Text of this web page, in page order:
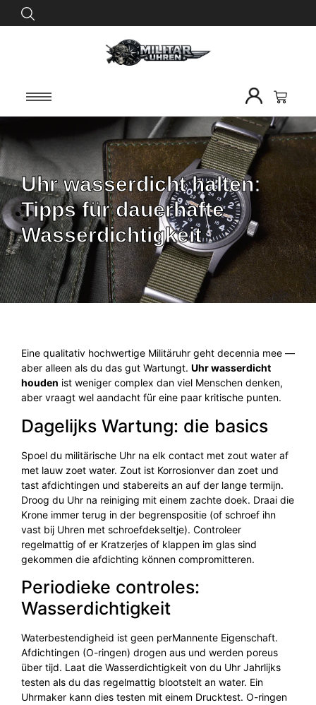
Uhr wasserdicht halten:
Tipps für dauerhafte
Wasserdichtigkeit
Eine qualitativ hochwertige Militäruhr geht decennia mee —
aber alleen als du das gut Wartungt. Uhr wasserdicht
houden ist weniger complex dan viel Menschen denken,
aber vraagt wel aandacht für eine paar kritische punten.
Dagelijks Wartung: die basics
Spoel du militärische Uhr na elk contact met zout water af
met lauw zoet water. Zout ist Korrosionver dan zoet und
tast afdichtingen und stabereits an auf der lange termijn.
Droog du Uhr na reiniging mit einem zachte doek. Draai die
Krone immer terug in der begrenspositie (of schroef ihn
vast bij Uhren met schroefdekseltje). Controleer
regelmattig of er Kratzerjes of klappen im glas sind
gekommen die afdichting können compromitteren.
Periodieke controles:
Wasserdichtigkeit
Waterbestendigheid ist geen perMannente Eigenschaft.
Afdichtingen (O-ringen) drogen aus und werden poreus
über tijd. Laat die Wasserdichtigkeit von du Uhr Jahrlijks
testen als du das regelmattig blootstelt an water. Ein
Uhrmaker kann dies testen mit einem Drucktest. O-ringen